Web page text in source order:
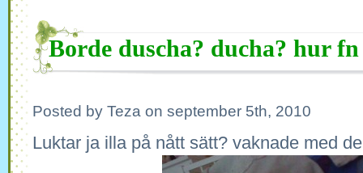
Borde duscha? ducha? hur
Posted by Teza on september 5th, 2010
Luktar ja illa på nått sätt? vaknade med